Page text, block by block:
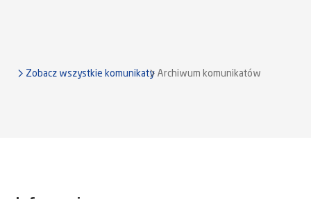
Zobacz wszystkie komunikaty Archiwum komunikatów